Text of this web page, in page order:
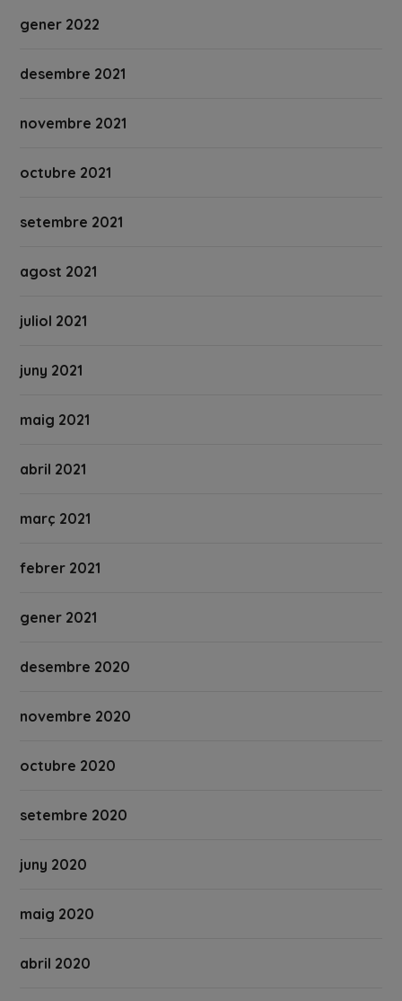
gener 2022
desembre 2021
novembre 2021
octubre 2021
setembre 2021
agost 2021
juliol 2021
juny 2021
maig 2021
abril 2021
març 2021
febrer 2021
gener 2021
desembre 2020
novembre 2020
octubre 2020
setembre 2020
juny 2020
maig 2020
abril 2020